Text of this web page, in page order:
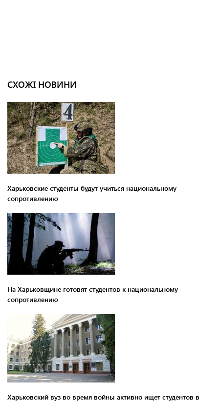
СХОЖІ НОВИНИ
Харьковские студенты будут учиться национальному
сопротивлению
На Харьковщине готовят студентов к национальному
сопротивлению
Харьковский вуз во время войны активно ищет студентов в